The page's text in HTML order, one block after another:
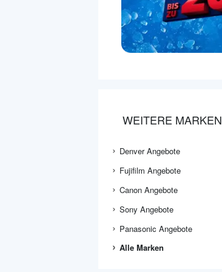
WEITERE MARKEN
Denver Angebote
Fujifilm Angebote
Canon Angebote
Sony Angebote
Panasonic Angebote
Alle Marken